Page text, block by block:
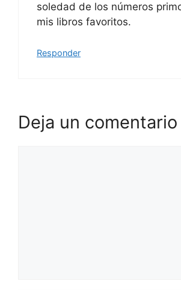
soledad de los números
mis libros favoritos.
Responder
Deja un comentario